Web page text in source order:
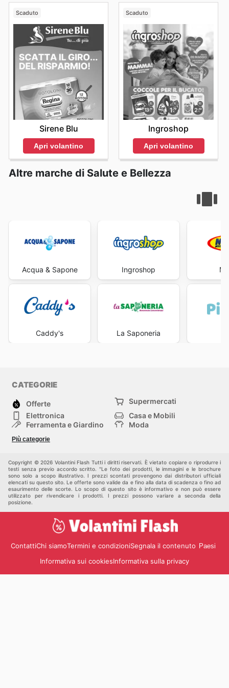
Scaduto
Sirene Blu
Apri volantino
Scaduto
Ingroshop
Apri volantino
Altre marche di Salute e Bellezza
Acqua & Sapone
Caddy's
Ingroshop
La Saponeria
CATEGORIE
Offerte
Supermercati
Elettronica
Casa e Mobili
Ferramenta e Giardino
Moda
Bambini e Neonati
Più categorie
Copyright © 2026 Volantini Flash Tutti i diritti riservati. È vietato copiare o riprodurre i
testi senza previo accordo scritto. "Le foto dei prodotti, le immagini e le brochure
sono solo a scopo illustrativo. I prezzi scontati provengono dai distributori ufficiali
elencati su questo sito. Le offerte sono valide da e fino alla data di scadenza o fino ad
esaurimento delle scorte. Lo scopo di questo sito è informativo e non può essere
utilizzato per rivendicare i prodotti. I prezzi possono variare a seconda della
posizione.
ContattiChi siamoTermini e condizioniSegnala il contenuto Paesi
Informativa sui cookiesInformativa sulla privacy